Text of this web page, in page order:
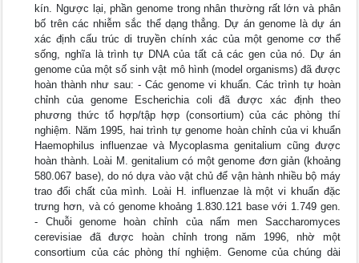
kín. Ngược lại, phần genome trong nhân thường rất lớn và phân
bố trên các nhiễm sắc thể dạng thẳng. Dự án genome là dự án
xác định cấu trúc di truyền chính xác của một genome cơ thể
sống, nghĩa là trình tự DNA của tất cả các gen của nó. Dự án
genome của một số sinh vật mô hình (model organisms) đã được
hoàn thành như sau: - Các genome vi khuẩn. Các trình tự hoàn
chỉnh của genome Escherichia coli đã được xác định theo
phương thức tổ hợp/tập hợp (consortium) của các phòng thí
nghiệm. Năm 1995, hai trình tự genome hoàn chỉnh của vi khuẩn
Haemophilus influenzae và Mycoplasma genitalium cũng được
hoàn thành. Loài M. genitalium có một genome đơn giản (khoảng
580.067 base), do nó dựa vào vật chủ để vận hành nhiều bộ máy
trao đổi chất của mình. Loài H. influenzae là một vi khuẩn đặc
trưng hơn, và có genome khoảng 1.830.121 base với 1.749 gen.
- Chuỗi genome hoàn chỉnh của nấm men Saccharomyces
cerevisiae đã được hoàn chỉnh trong năm 1996, nhờ một
consortium của các phòng thí nghiệm. Genome của chúng dài